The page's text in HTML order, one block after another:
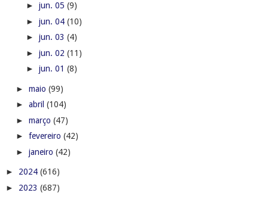
► jun. 05 (9)
► jun. 04 (10)
► jun. 03 (4)
► jun. 02 (11)
► jun. 01 (8)
► maio (99)
► abril (104)
► março (47)
► fevereiro (42)
► janeiro (42)
► 2024 (616)
► 2023 (687)